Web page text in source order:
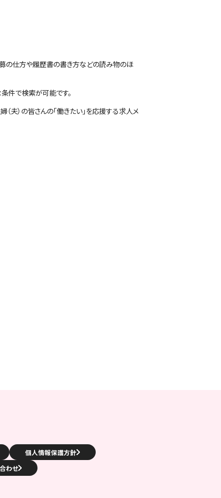
募の仕方や履歴書の書き方などの読み物のほ
件で検索が可能です。
夫）の皆さんの「働きたい」を応援する求人メ
個人情報保護方針
わせ